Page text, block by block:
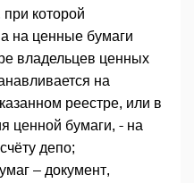
которой
на ценные бумаги
владельцев ценных
на
реестре, или в
ценной бумаги, - на
депо;
– документ,